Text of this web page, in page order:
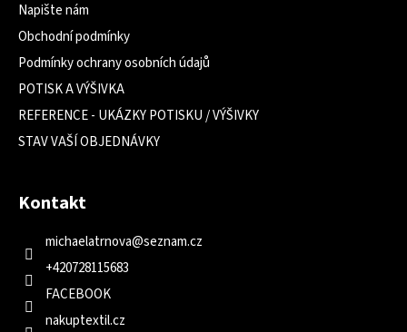
Napište nám
Obchodní podmínky
Podmínky ochrany osobních údajů
POTISK A VÝŠIVKA
REFERENCE - UKÁZKY POTISKU / VÝŠIVKY
STAV VAŠÍ OBJEDNÁVKY
Kontakt
michaelatrnova@seznam.cz
+420728115683
FACEBOOK
nakuptextil.cz